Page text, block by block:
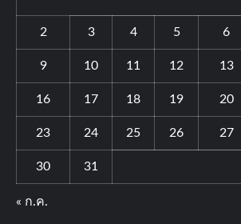
2 3 4 5 6
9 10 11 12 13
16 17 18 19 20
23 24 25 26 27
30 31
« ก.ค.